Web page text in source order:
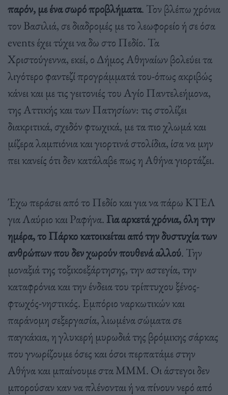
παρόν, με ένα σωρό προβλήματα. Τον βλέπω χρόνια
τον Βασιλιά, σε διαδρομές με το λεωφορείο ή σε όσα
events έχει τύχει να δω στο Πεδίο. Τα
Χριστούγεννα, εκεί, ο Δήμος Αθηναίων βολεύει τα
λιγότερο φαντεζί προγράμματά του-όπως ακριβώς
κάνει και με τις γειτονιές του Αγίο Παντελεήμονα,
της Αττικής και των Πατησίων: τις στολίζει
διακριτικά, σχεδόν φτωχικά, με τα πιο χλωμά και
μίζερα λαμπιόνια και γιορτινά στολίδια, ίσα να μην
πει κανείς ότι δεν κατάλαβε πως η Αθήνα γιορτάζει.
Έχω περάσει από το Πεδίο και για να πάρω ΚΤΕΛ
για Λαύριο και Ραφήνα.Για αρκετά χρόνια, όλη την
ημέρα, το Πάρκο κατοικείται από την δυστυχία των
ανθρώπων που δεν χωρούν πουθενά αλλού. Την
μοναξιά της τοξικοεξάρτησης, την αστεγία, την
καταφρόνια και την ένδεια του τρίπτυχου ξένος-
φτωχός-νηστικός. Εμπόριο ναρκωτικών και
παράνομη σεξεργασία, λιωμένα σώματα σε
παγκάκια, η γλυκερή μυρωδιά της βρόμικης σάρκας
που γνωρίζουμε όσες και όσοι περπατάμε στην
Αθήνα και μπαίνουμε στα ΜΜΜ. Οι άστεγοι δεν
μπορούσαν καν να πλένονται ή να πίνουν νερό από